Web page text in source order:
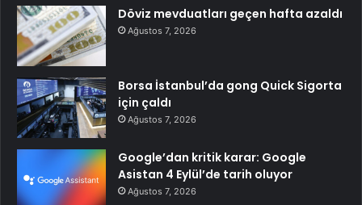
Döviz mevduatları geçen hafta azaldı
Ağustos 7, 2026
Borsa İstanbul’da gong Quick Sigorta
için çaldı
Ağustos 7, 2026
Google’dan kritik karar: Google
Asistan 4 Eylül’de tarih oluyor
Ağustos 7, 2026